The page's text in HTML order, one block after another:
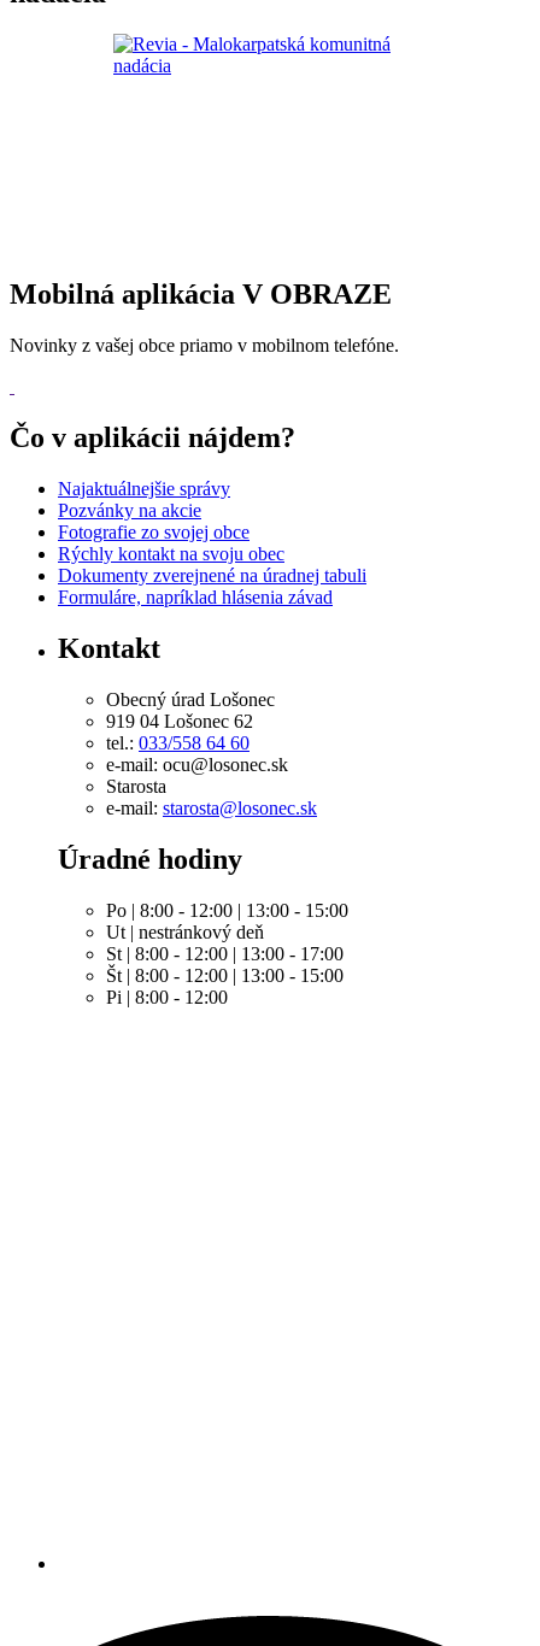
Mobilná aplikácia V OBRAZE
Novinky z vašej obce priamo v mobilnom telefóne.
Čo v aplikácii nájdem?
Najaktuálnejšie správy
Pozvánky na akcie
Fotografie zo svojej obce
Rýchly kontakt na svoju obec
Dokumenty zverejnené na úradnej tabuli
Formuláre, napríklad hlásenia závad
Kontakt
Obecný úrad Lošonec
919 04 Lošonec 62
tel.: 033/558 64 60
e-mail: ocu@losonec.sk
Starosta
e-mail: starosta@losonec.sk
Úradné hodiny
Po | 8:00 - 12:00 | 13:00 - 15:00
Ut | nestránkový deň
St | 8:00 - 12:00 | 13:00 - 17:00
Št | 8:00 - 12:00 | 13:00 - 15:00
Pi | 8:00 - 12:00